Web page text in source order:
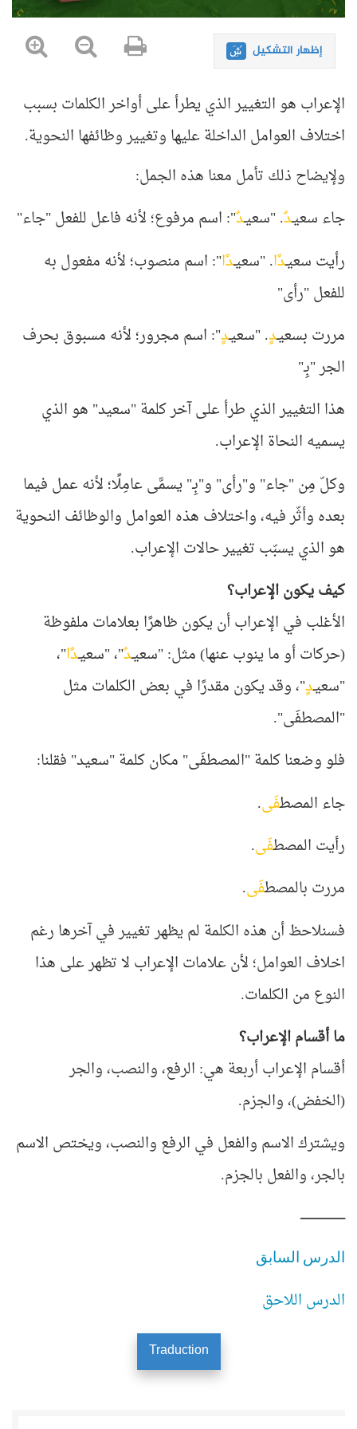
إظهار التشكيل
الإعراب هو التغيير الذي يطرأ على أواخر الكلمات بسبب
اختلاف العوامل الداخلة عليها وتغيير وظائفها النحوية.
ولإيضاح ذلك تأمل معنا هذه الجمل:
جاء سعيـدٌ. "سعيـدٌ": اسم مرفوع؛ لأنه فاعل للفعل "جاء"
رأيت سعيـدًا. "سعيـدًا": اسم منصوب؛ لأنه مفعول به
للفعل "رأى"
مررت بسعيـدٍ. "سعيـدٍ": اسم مجرور؛ لأنه مسبوق بحرف
الجر "بِـ"
هذا التغيير الذي طرأ على آخر كلمة "سعيد" هو الذي
يسميه النحاة الإعراب.
وكلّ مِن "جاء" و"رأى" و"بِـ" يسمَّى عامِلًا؛ لأنه عمل فيما
بعده وأثّر فيه، واختلاف هذه العوامل والوظائف النحوية
هو الذي يسبّب تغيير حالات الإعراب.
كيف يكون الإعراب؟
الأغلب في الإعراب أن يكون ظاهرًا بعلامات ملفوظة
(حركات أو ما ينوب عنها) مثل: "سعيـدٌ"، "سعيـدًا"،
"سعيـدٍ"، وقد يكون مقدرًا في بعض الكلمات مثل
"المصطفَى".
فلو وضعنا كلمة "المصطفَى" مكان كلمة "سعيد" فقلنا:
جاء المصطفَى.
رأيت المصطفَى.
مررت بالمصطفَى.
فسنلاحظ أن هذه الكلمة لم يظهر تغيير في آخرها رغم
اخلاف العوامل؛ لأن علامات الإعراب لا تظهر على هذا
النوع من الكلمات.
ما أقسام الإعراب؟
أقسام الإعراب أربعة هي: الرفع، والنصب، والجر
(الخفض)، والجزم.
ويشترك الاسم والفعل في الرفع والنصب، ويختص الاسم
بالجر، والفعل بالجزم.
ــــــــــــــــــــــــــــ
الدرس السابق
الدرس اللاحق
Traduction